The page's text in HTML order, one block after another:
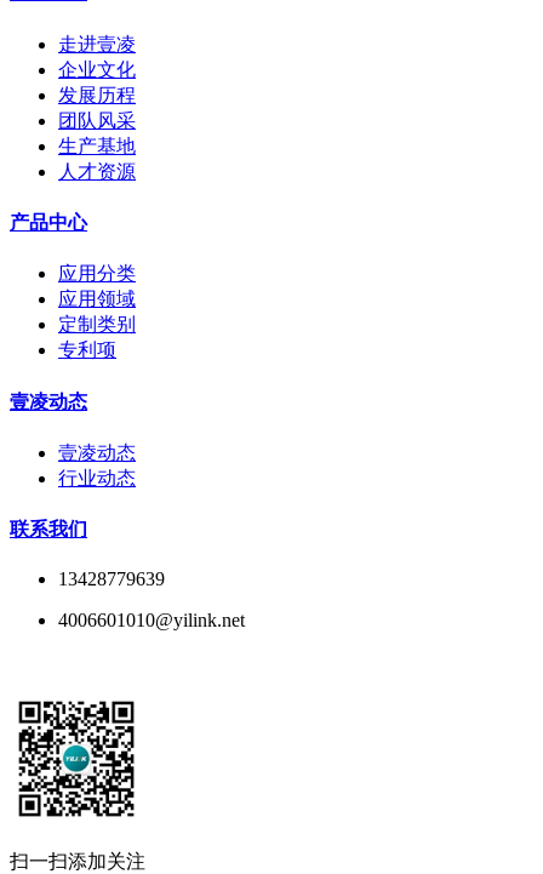
走进壹凌
企业文化
发展历程
团队风采
生产基地
人才资源
产品中心
应用分类
应用领域
定制类别
专利项
壹凌动态
壹凌动态
行业动态
联系我们
13428779639
4006601010@yilink.net
扫一扫添加关注